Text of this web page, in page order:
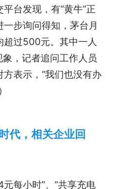
台发现，有“黄牛”正
步询问得知，茅台月
超过500元。其中一人
，记者追问工作人员
表示，“我们也没有办
代，相关企业回
每小时”、“共享充电